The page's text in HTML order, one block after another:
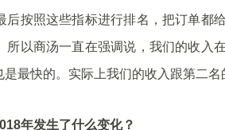
后按照这些指标进行排名，把订单都
所以商汤一直在强调说，我们的收入
最快的。实际上我们的收入跟第二名
年发生了什么变化？